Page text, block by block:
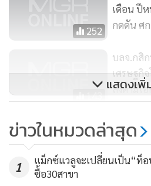
หนุนจากเงินเฟ้อที่ชะลอลง ค่าเงินบ
นอกจากอานิสงส์จากการกลับมาขอ
เจ.พี.มอร์แกน คาดว่าปัจจัยที่จะช่วย
ได้แก่เงินเฟ้อที่ชะลอลงจากราคาพลั
ของค่าจ้างที่ไม่สูงมากจนเกินไป ซึ่งส่
ธนาคารแห่งประเทศไทย (ธปท.) ได้
ขึ้น 0.75 เปอร์เซ็นต์ มาอยู่ที่ 1.25 เป
สิงหาคม 2565 เพื่อสกัดการเพิ่มขึ้นข
252
เดือน ปี
กดดัน ศ
143
บลจ.กสิ
เศรษฐกิ
ลงต่ำมีโอ
359
ทุนเคลื่อน
แสดงเพิ่
ข่าวในหมวดล่าสุด
1
แม็กซ์แวลูจะเปลี่ยนเป็น“ท็
ซื้อ30สาขา